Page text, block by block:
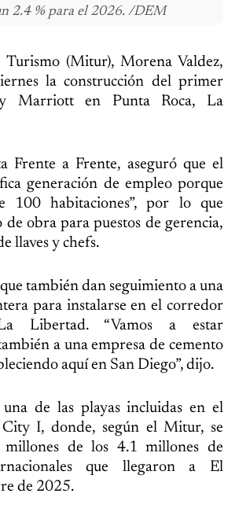
2.4 % para el 2026. /DEM
(Mitur), Morena Valdez,
la construcción del primer
Marriott en Punta Roca, La
Frente a Frente, aseguró que el
generación de empleo porque
100 habitaciones”, por lo que
obra para puestos de gerencia,
llaves y chefs.
también dan seguimiento a una
para instalarse en el corredor
Libertad. “Vamos a estar
a una empresa de cemento
aquí en San Diego”, dijo.
una de las playas incluidas en el
I, donde, según el Mitur, se
de los 4.1 millones de
que llegaron a El
de 2025.